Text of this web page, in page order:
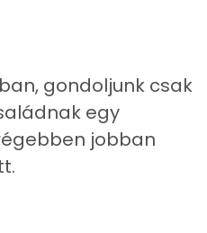
gondoljunk csak
egy
jobban